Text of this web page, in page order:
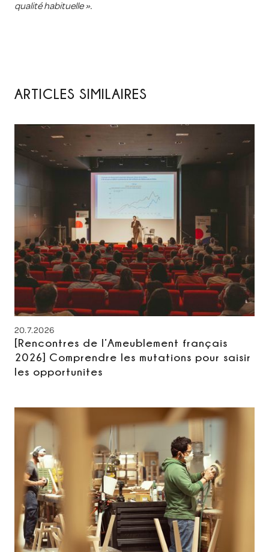
qualité habituelle ».
ARTICLES SIMILAIRES
20.7.2026
[Rencontres de l’Ameublement français
2026] Comprendre les mutations pour saisir
les opportunites